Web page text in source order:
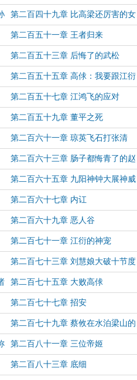
第二百四十九章 比高梁还厉害的女
人
第二百五十一章 王者归来
第二百五十三章 后悔了的武松
第二百五十五章 高俅：我要跟江衍
决战！
第二百五十七章 江鸿飞的应对
第二百五十九章 董平之死
第二百六十一章 琼英飞石打张清
第二百六十三章 肠子都悔青了的赵
佶
第二百六十五章 九阳神钟大展神威
第二百六十七章 内讧
第二百六十九章 恶人谷
第二百七十一章 江衍的神宠
第二百七十三章 刘慧娘大破十节度
第二百七十五章 大败高俅
第二百七十七章 招安
第二百七十九章 蔡攸在水泊梁山的
见闻
第二百八十一章 三位帝姬
第二百八十三章 底细